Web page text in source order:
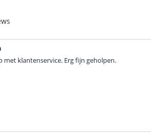
met klantenservice. Erg fijn geholpen.